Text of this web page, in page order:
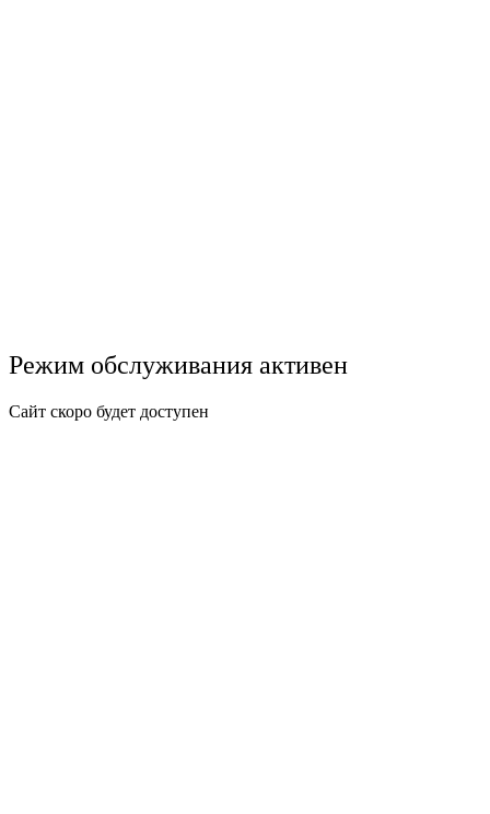
Режим обслуживания активен
Сайт скоро будет доступен